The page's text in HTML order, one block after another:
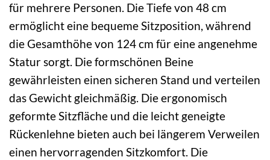
für mehrere Personen. Die Tiefe von 48 cm
ermöglicht eine bequeme Sitzposition, während
die Gesamthöhe von 124 cm für eine angenehme
Statur sorgt. Die formschönen Beine
gewährleisten einen sicheren Stand und verteilen
das Gewicht gleichmäßig. Die ergonomisch
geformte Sitzfläche und die leicht geneigte
Rückenlehne bieten auch bei längerem Verweilen
einen hervorragenden Sitzkomfort. Die